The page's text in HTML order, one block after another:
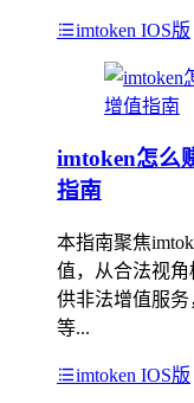
imtoken IOS版
imtoken怎么
指南
本指南聚焦
值，从合法视角
供非法增值服
等...
imtoken IOS版